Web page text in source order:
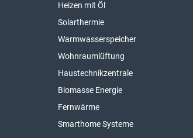
Heizen mit Öl
Solarthermie
Warmwasserspeicher
Wohnraumlüftung
Haustechnikzentrale
Biomasse Energie
Fernwärme
Smarthome Systeme